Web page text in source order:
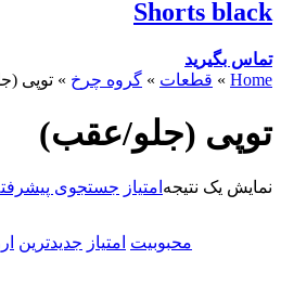
Shorts black
تماس بگیرید
Home
» قطعات » گروه چرخ » توپی
توپی (جلو/عقب)
نمایش یک نتیجه
محبوبیت امتیاز جدیدترین
امتیاز جستجوی